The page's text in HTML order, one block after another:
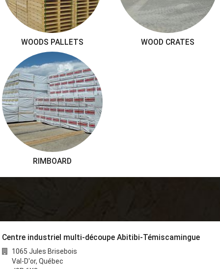
WOODS PALLETS WOOD CRATES
RIMBOARD
Centre industriel multi-découpe Abitibi-Témiscamingue
1065 Jules Brisebois
Val-D'or,Québec